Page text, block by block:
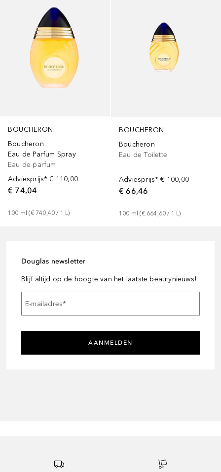
BOUCHERON
Boucheron
Eau de Parfum Spray
Eau de parfum
Adviesprijs* € 110,00
€ 74,04
100 ml (€ 740,40 / 1 L)
BOUCHERON
Boucheron
Eau de Toilette
Adviesprijs* € 100,00
€ 66,46
100 ml (€ 664,60 / 1 L)
Douglas newsletter
Blijf altijd op de hoogte van het laatste beautynieuws!
E-mailadres*
AANMELDEN